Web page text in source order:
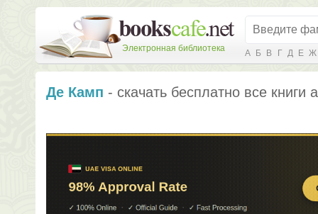
Электронная библиотека А Б В Г Д Е Ж
Де Камп - скачать бесплатно все книги